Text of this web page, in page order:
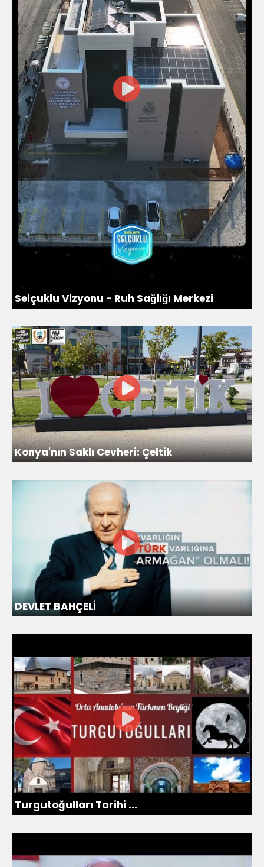
Selçuklu Vizyonu - Ruh Sağlığı Merkezi
Konya'nın Saklı Cevheri: Çeltik
DEVLET BAHÇELİ
Turgutoğulları Tarihi ...